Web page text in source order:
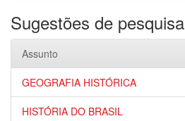
Sugestões de pesquisa
Assunto
GEOGRAFIA HISTÓRICA
HISTÓRIA DO BRASIL